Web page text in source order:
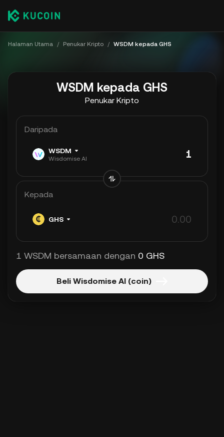
Halaman Utama / Penukar Kripto / WSDM kepada GHS
WSDM kepada GHS
Penukar Kripto
Daripada
WSDM
Wisdomise AI
Kepada
GHS
1 WSDM bersamaan dengan 0 GHS
Beli Wisdomise AI (coin)